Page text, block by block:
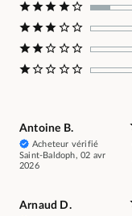
Antoine B.
Acheteur vérifié
Saint-Baldoph, 02 avr
2026
Arnaud D.